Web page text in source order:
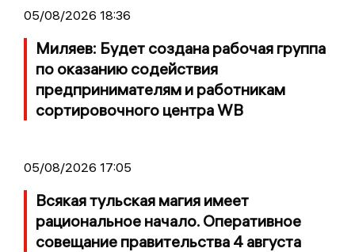
05/08/2026 18:36
Миляев: Будет создана рабочая группа
по оказанию содействия
предпринимателям и работникам
сортировочного центра WB
05/08/2026 17:05
Всякая тульская магия имеет
рациональное начало. Оперативное
совещание правительства 4 августа